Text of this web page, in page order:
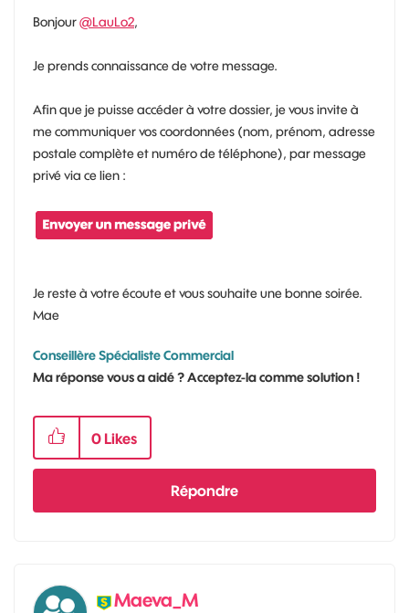
Bonjour@LauLo2,
Je prends connaissance de votre message.
Afin que je puisse accéder à votre dossier, je vous invite à
me communiquer vos coordonnées (nom, prénom, adresse
postale complète et numéro de téléphone), par message
privé via ce lien :
Je reste à votre écoute et vous souhaite une bonne soirée.
Mae
Conseillère Spécialiste Commercial
Ma réponse vous a aidé ? Acceptez-la comme solution !
0 Likes
Répondre
Maeva_M